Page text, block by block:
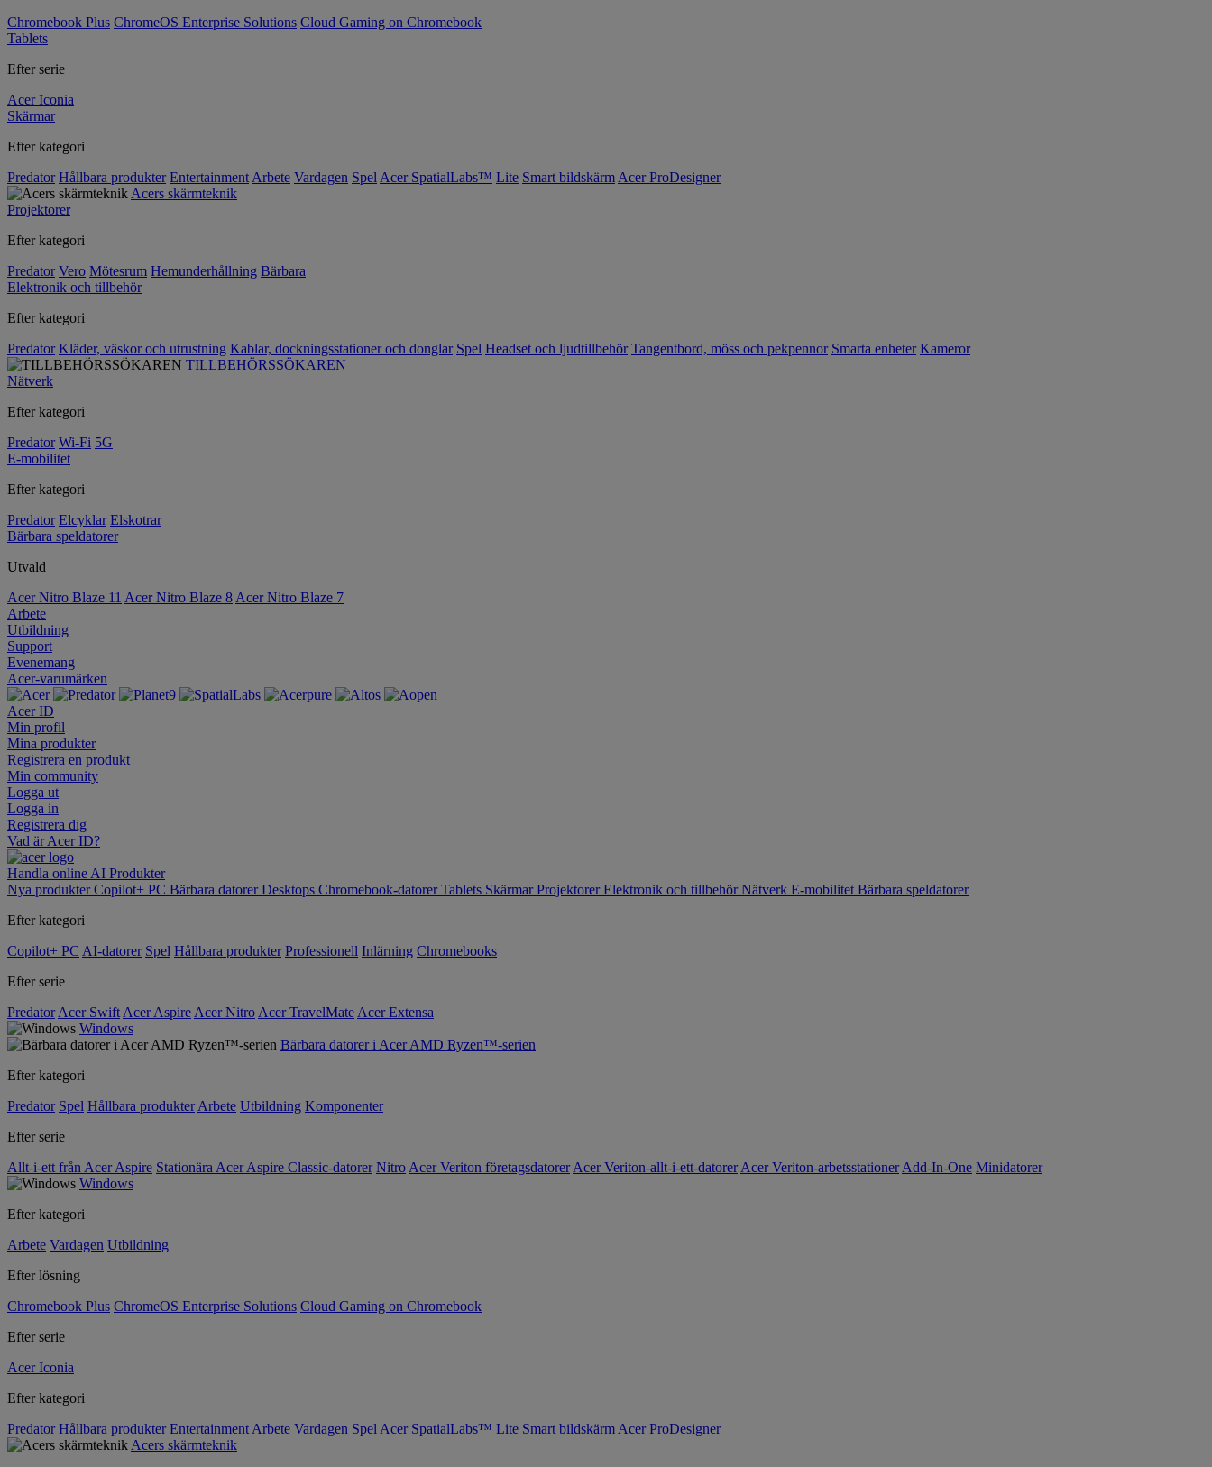
Chromebook Plus ChromeOS Enterprise Solutions Cloud Gaming on Chromebook
Tablets
Efter serie
Acer Iconia
Skärmar
Efter kategori
Predator Hållbara produkter Entertainment Arbete Vardagen Spel Acer SpatialLabs™ Lite Smart bildskärm Acer ProDesigner
Acers skärmteknik
Projektorer
Efter kategori
Predator Vero Mötesrum Hemunderhållning Bärbara
Elektronik och tillbehör
Efter kategori
Predator Kläder, väskor och utrustning Kablar, dockningsstationer och donglar Spel Headset och ljudtillbehör Tangentbord, möss och pekpennor Smarta enheter Kameror
TILLBEHÖRSSÖKAREN
Nätverk
Efter kategori
Predator Wi-Fi 5G
E-mobilitet
Efter kategori
Predator Elcyklar Elskotrar
Bärbara speldatorer
Utvald
Acer Nitro Blaze 11 Acer Nitro Blaze 8 Acer Nitro Blaze 7
Arbete
Utbildning
Support
Evenemang
Acer-varumärken
Acer ID
Min profil
Mina produkter
Registrera en produkt
Min community
Logga ut
Logga in
Registrera dig
Vad är Acer ID?
Handla online AI Produkter
Nya produkterCopilot+ PC Bärbara datorerDesktops Chromebook-datorerTablets SkärmarProjektorerElektronik och tillbehörNätverk E-mobilitet Bärbara speldatorer
Efter kategori
Copilot+ PC AI-datorer Spel Hållbara produkter Professionell Inlärning Chromebooks
Efter serie
Predator Acer Swift Acer Aspire Acer Nitro Acer TravelMate Acer Extensa
Windows
Bärbara datorer i Acer AMD Ryzen™-serien
Efter kategori
Predator Spel Hållbara produkter Arbete Utbildning Komponenter
Efter serie
Allt-i-ett från Acer Aspire Stationära Acer Aspire Classic-datorer Nitro Acer Veriton företagsdatorer Acer Veriton-allt-i-ett-datorer Acer Veriton-arbetsstationer Add-In-One Minidatorer
Windows
Efter kategori
Arbete Vardagen Utbildning
Efter lösning
Chromebook Plus ChromeOS Enterprise Solutions Cloud Gaming on Chromebook
Efter serie
Acer Iconia
Efter kategori
Predator Hållbara produkter Entertainment Arbete Vardagen Spel Acer SpatialLabs™ Lite Smart bildskärm Acer ProDesigner
Acers skärmteknik